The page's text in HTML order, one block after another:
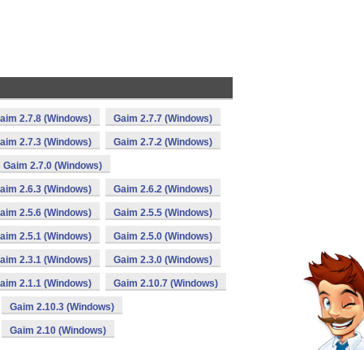
2.7.8 (Windows) Gaim 2.7.7 (Windows)
2.7.3 (Windows) Gaim 2.7.2 (Windows)
Gaim 2.7.0 (Windows)
2.6.3 (Windows) Gaim 2.6.2 (Windows)
2.5.6 (Windows) Gaim 2.5.5 (Windows)
2.5.1 (Windows) Gaim 2.5.0 (Windows)
2.3.1 (Windows) Gaim 2.3.0 (Windows)
2.1.1 (Windows) Gaim 2.10.7 (Windows)
Gaim 2.10.3 (Windows)
Gaim 2.10 (Windows)